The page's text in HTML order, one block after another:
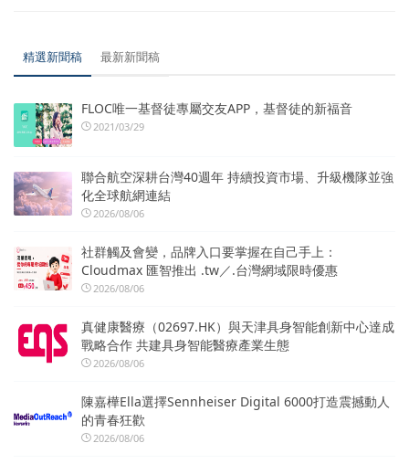
精選新聞稿 最新新聞稿
FLOC唯一基督徒專屬交友APP，基督徒的新福音
2021/03/29
聯合航空深耕台灣40週年 持續投資市場、升級機隊並強
化全球航網連結
2026/08/06
社群觸及會變，品牌入口要掌握在自己手上：
Cloudmax 匯智推出 .tw／.台灣網域限時優惠
2026/08/06
真健康醫療（02697.HK）與天津具身智能創新中心達成
戰略合作 共建具身智能醫療產業生態
2026/08/06
陳嘉樺Ella選擇Sennheiser Digital 6000打造震撼動人
的青春狂歡
2026/08/06